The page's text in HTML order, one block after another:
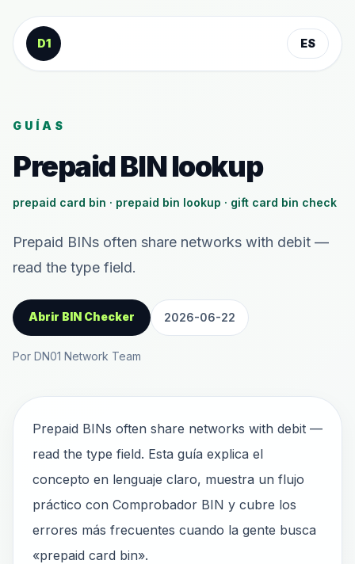
Saltar al contenido
D1
ES
GUÍAS
Prepaid BIN lookup
prepaid card bin · prepaid bin lookup · gift card bin check
Prepaid BINs often share networks with debit —
read the type field.
Abrir BIN Checker 2026-06-22
Por DN01 Network Team
Prepaid BINs often share networks with debit —
read the type field. Esta guía explica el
concepto en lenguaje claro, muestra un flujo
práctico con Comprobador BIN y cubre los
errores más frecuentes cuando la gente busca
«prepaid card bin».